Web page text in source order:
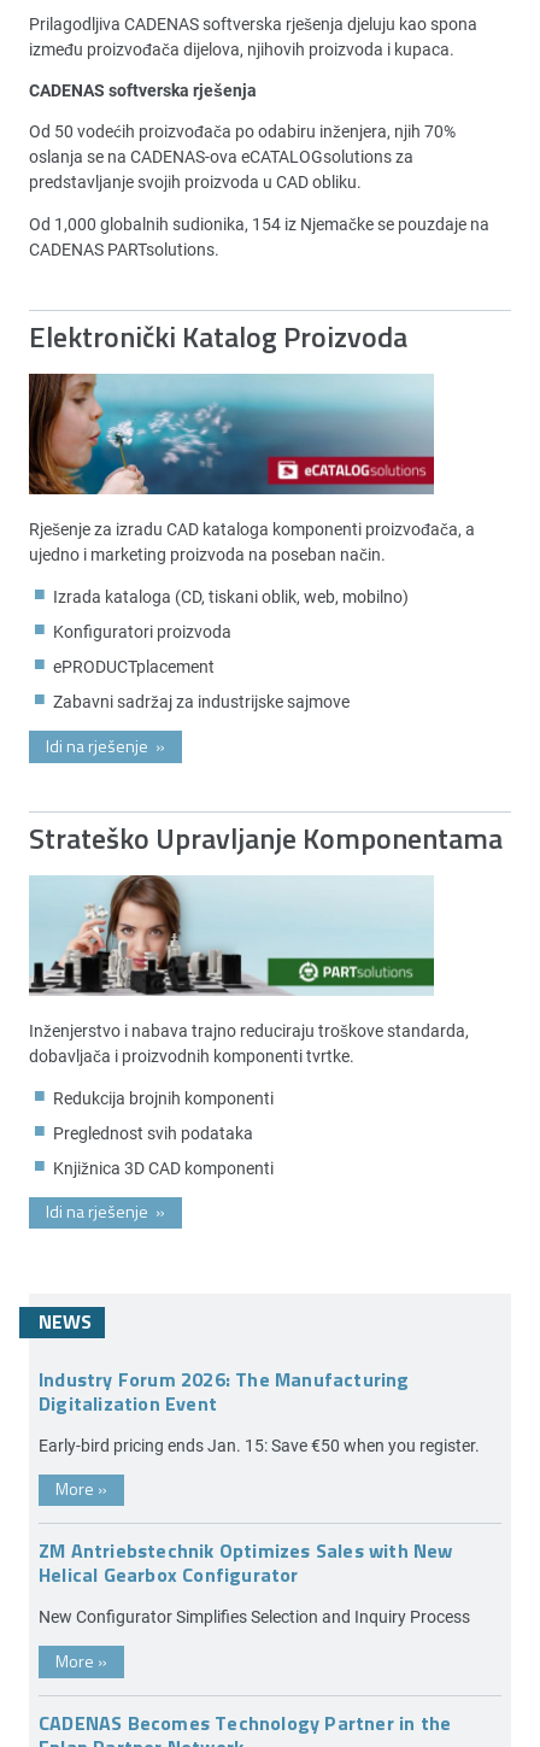
Prilagodljiva CADENAS softverska rješenja djeluju kao spona
između proizvođača dijelova, njihovih proizvoda i kupaca.
CADENAS softverska rješenja
Od 50 vodećih proizvođača po odabiru inženjera, njih 70%
oslanja se na CADENAS-ova eCATALOGsolutions za
predstavljanje svojih proizvoda u CAD obliku.
Od 1,000 globalnih sudionika, 154 iz Njemačke se pouzdaje na
CADENAS PARTsolutions.
Elektronički Katalog Proizvoda
Rješenje za izradu CAD kataloga komponenti proizvođača, a
ujedno i marketing proizvoda na poseban način.
Izrada kataloga (CD, tiskani oblik, web, mobilno)
Konfiguratori proizvoda
ePRODUCTplacement
Zabavni sadržaj za industrijske sajmove
Idi na rješenje »
Strateško Upravljanje Komponentama
Inženjerstvo i nabava trajno reduciraju troškove standarda,
dobavljača i proizvodnih komponenti tvrtke.
Redukcija brojnih komponenti
Preglednost svih podataka
Knjižnica 3D CAD komponenti
Idi na rješenje »
NEWS
Industry Forum 2026: The Manufacturing
Digitalization Event
Early-bird pricing ends Jan. 15: Save €50 when you register.
More »
ZM Antriebstechnik Optimizes Sales with New
Helical Gearbox Configurator
New Configurator Simplifies Selection and Inquiry Process
More »
CADENAS Becomes Technology Partner in the